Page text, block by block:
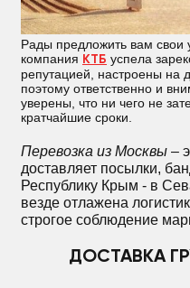
Рады предложить вам свои
компания КТБ успела
репутацией, настроены на
поэтому ответственно и
уверены, что ни чего не
кратчайшие сроки.
Перевозка из Москвы –
доставляет посылки,
Республику Крым - в
везде отлажена
строгое соблюдение
ДОСТАВКА